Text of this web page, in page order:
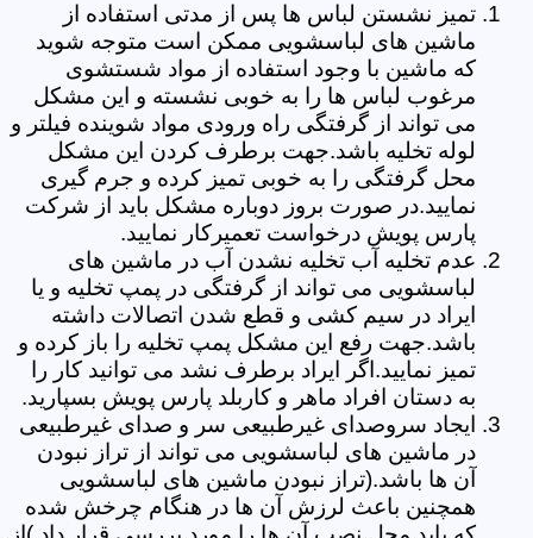
تمیز نشستن لباس ها پس از مدتی استفاده از
ماشین های لباسشویی ممکن است متوجه شوید
که ماشین با وجود استفاده از مواد شستشوی
مرغوب لباس ها را به خوبی نشسته و این مشکل
می تواند از گرفتگی راه ورودی مواد شوینده فیلتر و
لوله تخلیه باشد.جهت برطرف کردن این مشکل
محل گرفتگی را به خوبی تمیز کرده و جرم گیری
نمایید.در صورت بروز دوباره مشکل باید از شرکت
پارس پویش درخواست تعمیرکار نمایید.
عدم تخلیه آب تخلیه نشدن آب در ماشین های
لباسشویی می تواند از گرفتگی در پمپ تخلیه و یا
ایراد در سیم کشی و قطع شدن اتصالات داشته
باشد.جهت رفع این مشکل پمپ تخلیه را باز کرده و
تمیز نمایید.اگر ایراد برطرف نشد می توانید کار را
به دستان افراد ماهر و کاربلد پارس پویش بسپارید.
ایجاد سروصدای غیرطبیعی سر و صدای غیرطبیعی
در ماشین های لباسشویی می تواند از تراز نبودن
آن ها باشد.(تراز نبودن ماشین های لباسشویی
همچنین باعث لرزش آن ها در هنگام چرخش شده